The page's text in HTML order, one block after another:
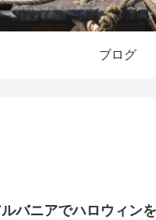
ブログ
バニアでハロウィン